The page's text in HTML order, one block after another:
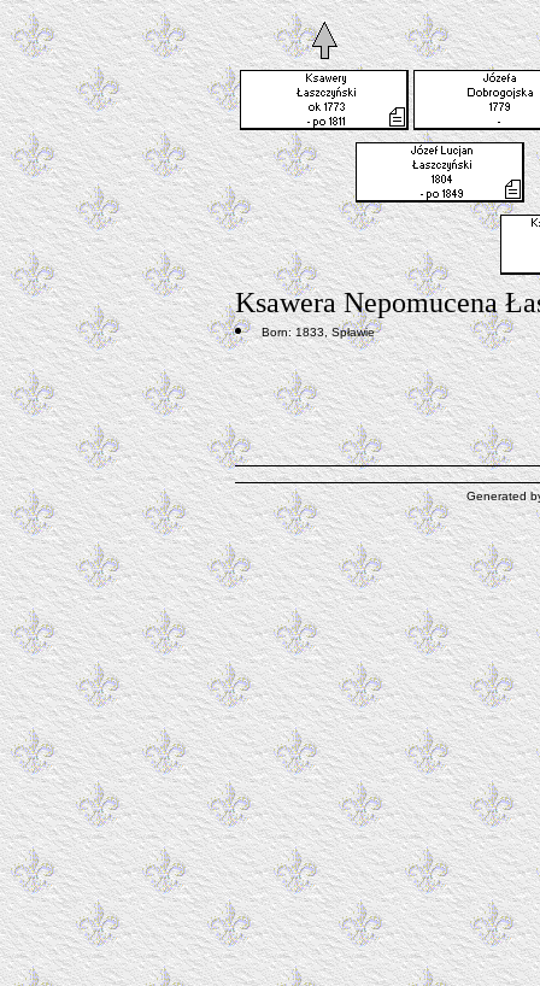
Ksawera Nepomucena
Born: 1833, Spławie
Generated